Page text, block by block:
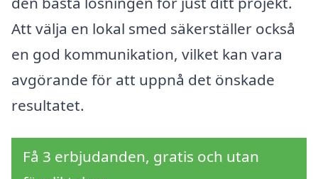
Att välja en lokal smed säkerställer också
en god kommunikation, vilket kan vara
avgörande för att uppnå det önskade
resultatet.
Få 3 erbjudanden, gratis och utan